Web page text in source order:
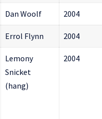
Dan Woolf 2004
Errol Flynn 2004
Lemony
Snicket
(hang)
2004